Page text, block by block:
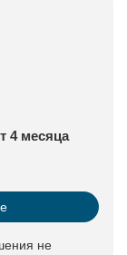
4 месяца
не